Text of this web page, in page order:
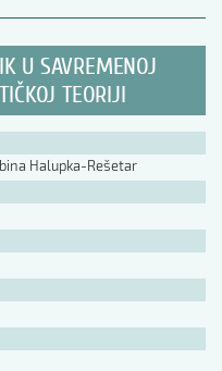
дела
U SAVREMENOJ
TEORIJI
Halupka-Rešetar